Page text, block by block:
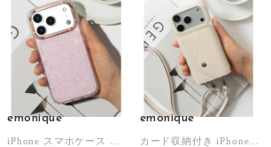
emonique emonique